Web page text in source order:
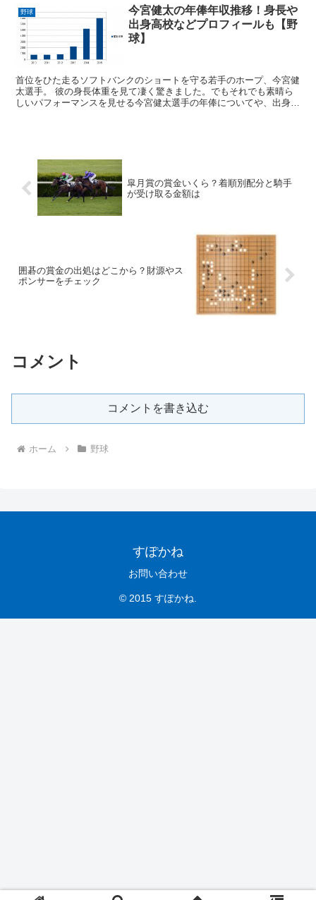
野球
今宮健太の年俸年収推移！身長や
出身高校などプロフィールも【野
球】
首位をひた走るソフトバンクのショートを守る若手のホープ、今宮健
太選手。 彼の身長体重を見て凄く驚きました。でもそれでも素晴ら
しいパフォーマンスを見せる今宮健太選手の年俸についてや、出身高
皐月賞の賞金いくら？着順別配分と騎手
が受け取る金額は
囲碁の賞金の出処はどこから？財源やス
ポンサーをチェック
コメント
コメントを書き込む
ホーム 野球
すぽかね
お問い合わせ
© 2015 すぽかね.